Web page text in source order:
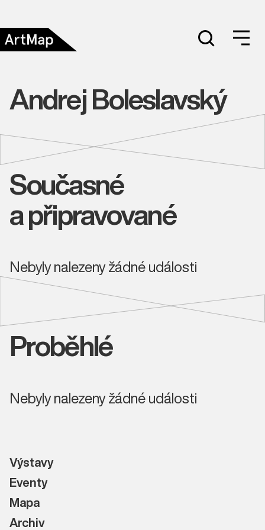
Andrej Boleslavský
Současné
a připravované
Nebyly nalezeny žádné události
Proběhlé
Nebyly nalezeny žádné události
Výstavy
Eventy
Mapa
Archiv